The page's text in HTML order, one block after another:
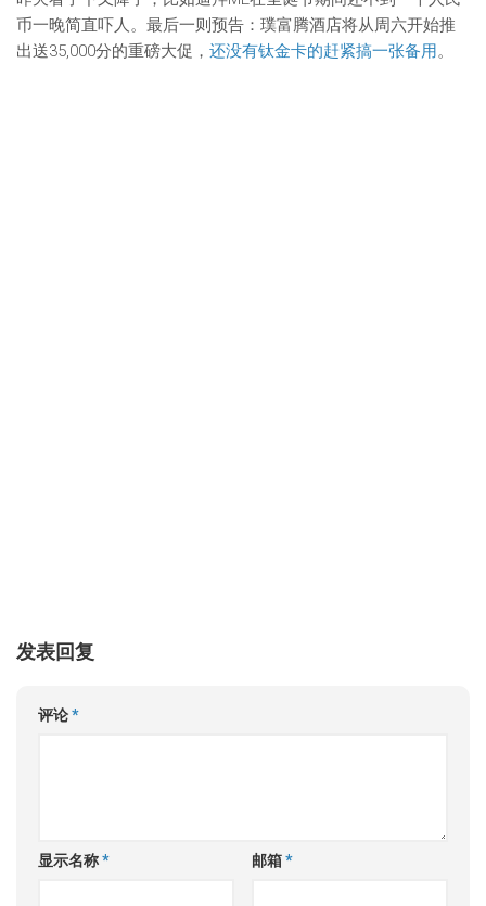
币一晚简直吓人。最后一则预告：璞富腾酒店将从周六开始推
出送35,000分的重磅大促， 还没有钛金卡的赶紧搞一张备用。
发表回复
评论*
显示名称* 邮箱*